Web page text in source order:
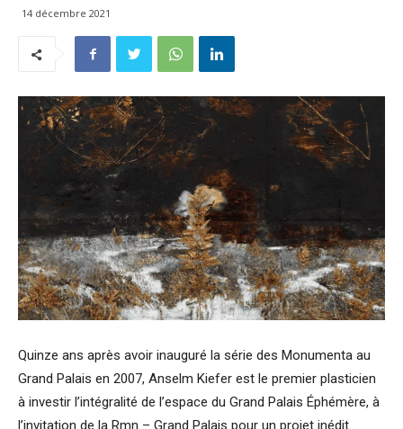
14 décembre 2021
Quinze ans après avoir inauguré la série des Monumenta au
Grand Palais en 2007, Anselm Kiefer est le premier plasticien
à investir l’intégralité de l’espace du Grand Palais Éphémère, à
l’invitation de la Rmn – Grand Palais pour un projet inédit.